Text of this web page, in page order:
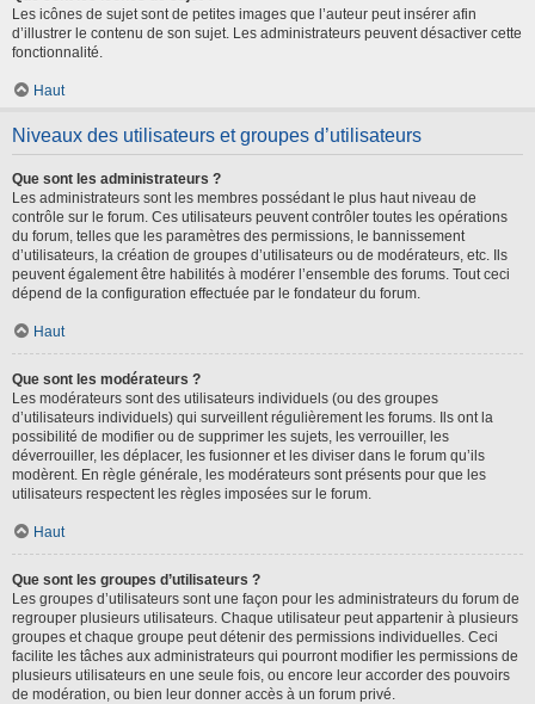
Les icônes de sujet sont de petites images que l’auteur peut insérer afin
d’illustrer le contenu de son sujet. Les administrateurs peuvent désactiver cette
fonctionnalité.
Haut
Niveaux des utilisateurs et groupes d’utilisateurs
Que sont les administrateurs ?
Les administrateurs sont les membres possédant le plus haut niveau de
contrôle sur le forum. Ces utilisateurs peuvent contrôler toutes les opérations
du forum, telles que les paramètres des permissions, le bannissement
d’utilisateurs, la création de groupes d’utilisateurs ou de modérateurs, etc. Ils
peuvent également être habilités à modérer l’ensemble des forums. Tout ceci
dépend de la configuration effectuée par le fondateur du forum.
Haut
Que sont les modérateurs ?
Les modérateurs sont des utilisateurs individuels (ou des groupes
d’utilisateurs individuels) qui surveillent régulièrement les forums. Ils ont la
possibilité de modifier ou de supprimer les sujets, les verrouiller, les
déverrouiller, les déplacer, les fusionner et les diviser dans le forum qu’ils
modèrent. En règle générale, les modérateurs sont présents pour que les
utilisateurs respectent les règles imposées sur le forum.
Haut
Que sont les groupes d’utilisateurs ?
Les groupes d’utilisateurs sont une façon pour les administrateurs du forum de
regrouper plusieurs utilisateurs. Chaque utilisateur peut appartenir à plusieurs
groupes et chaque groupe peut détenir des permissions individuelles. Ceci
facilite les tâches aux administrateurs qui pourront modifier les permissions de
plusieurs utilisateurs en une seule fois, ou encore leur accorder des pouvoirs
de modération, ou bien leur donner accès à un forum privé.